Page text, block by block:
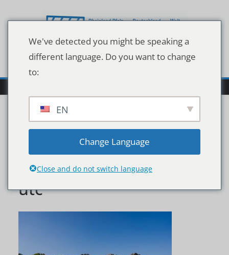
Inhalt
new-construction-home-
site-2022-11-16-15-23-04-
utc
We've detected you might be speaking a
different language. Do you want to change
to:
EN
Change Language
Close and do not switch language